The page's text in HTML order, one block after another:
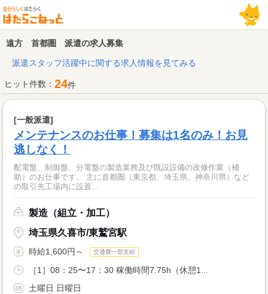
遠方 首都圏 派遣の求人募集
派遣スタッフ活躍中に関する求人情報を見てみる
ヒット件数： 24件
[一般派遣]
メンテナンスのお仕事！募集は1名のみ！お見
逃しなく！
配電盤、制御盤、分電盤の製造業務及び既設設備の改修作業（補
助）のお仕事です。 主に首都圏（東京都、埼玉県、神奈川県）など
の取引先工場内に設置...
製造（組立・加工）
埼玉県久喜市/東鷲宮駅
時給1,600円～ 交通費一部支給
［1］08：25〜17：30 稼働時間7.75h（休憩1...
土曜日 日曜日